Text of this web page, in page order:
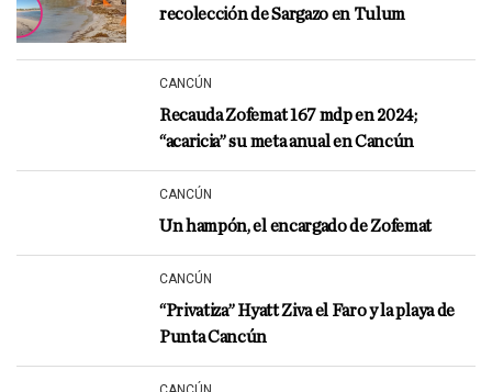
recolección de Sargazo en Tulum
CANCÚN
Recauda Zofemat 167 mdp en 2024;
“acaricia” su meta anual en Cancún
CANCÚN
Un hampón, el encargado de Zofemat
CANCÚN
“Privatiza” Hyatt Ziva el Faro y la playa de
Punta Cancún